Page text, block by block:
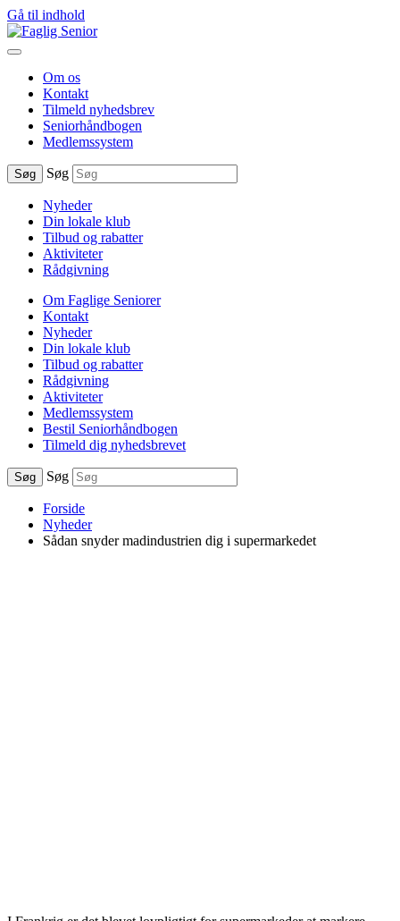
Gå til indhold
Om os
Kontakt
Tilmeld nyhedsbrev
Seniorhåndbogen
Medlemssystem
Søg Søg
Nyheder
Din lokale klub
Tilbud og rabatter
Aktiviteter
Rådgivning
Om Faglige Seniorer
Kontakt
Nyheder
Din lokale klub
Tilbud og rabatter
Rådgivning
Aktiviteter
Medlemssystem
Bestil Seniorhåndbogen
Tilmeld dig nyhedsbrevet
Søg Søg
Forside
Nyheder
Sådan snyder madindustrien dig i supermarkedet